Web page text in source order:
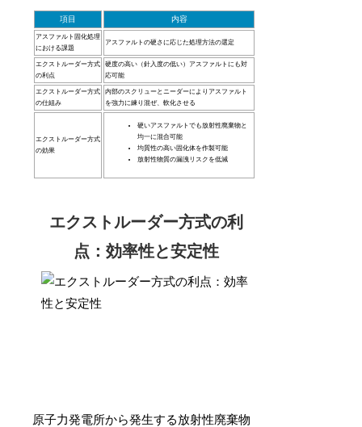
項目 内容
アスファルト固化処理
における課題
アスファルトの硬さに応じた処理方法の選定
エクストルーダー方式
の利点
硬度の高い（針入度の低い）アスファルトにも対
応可能
エクストルーダー方式
の仕組み
内部のスクリューとニーダーによりアスファルト
を強力に練り混ぜ、軟化させる
エクストルーダー方式
の効果
硬いアスファルトでも放射性廃棄物と
均一に混合可能
均質性の高い固化体を作製可能
放射性物質の漏洩リスクを低減
エクストルーダー方式の利
点：効率性と安定性
原子力発電所から発生する放射性廃棄物